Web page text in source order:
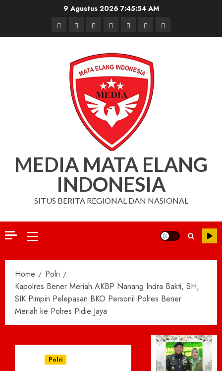
9 Agustus 2026 7:45:54 AM
BerandaNasionalDaerahHukum
dan
Kriminal
Pendidikan
Box
Redaksi
Iklan
MEDIA MATA ELANG
INDONESIA
SITUS BERITA REGIONAL DAN NASIONAL
Primary
Home
Polri
Kapolres Bener Meriah AKBP Nanang Indra Bakti, SH,
SIK Pimpin Pelepasan BKO Personil Polres Bener
Meriah ke Polres Pidie Jaya
Polri